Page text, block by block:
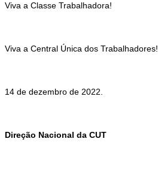
Viva a Classe Trabalhadora!
Viva a Central Única dos Trabalhadores!
14 de dezembro de 2022.
Direção Nacional da CUT